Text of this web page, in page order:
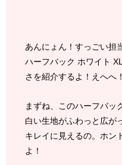
あんにょん！すっごい担
ハーフバック ホワイト
さを紹介するよ！えへへ！
まずね、このハーフバッ
白い生地がふわっと広が
キレイに見えるの。ホン
よ！